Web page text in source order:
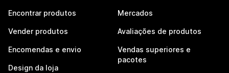
Encontrar produtos
Vender produtos
Encomendas e envio
Design da loja
Mercados
Avaliações de produtos
Vendas superiores e
pacotes